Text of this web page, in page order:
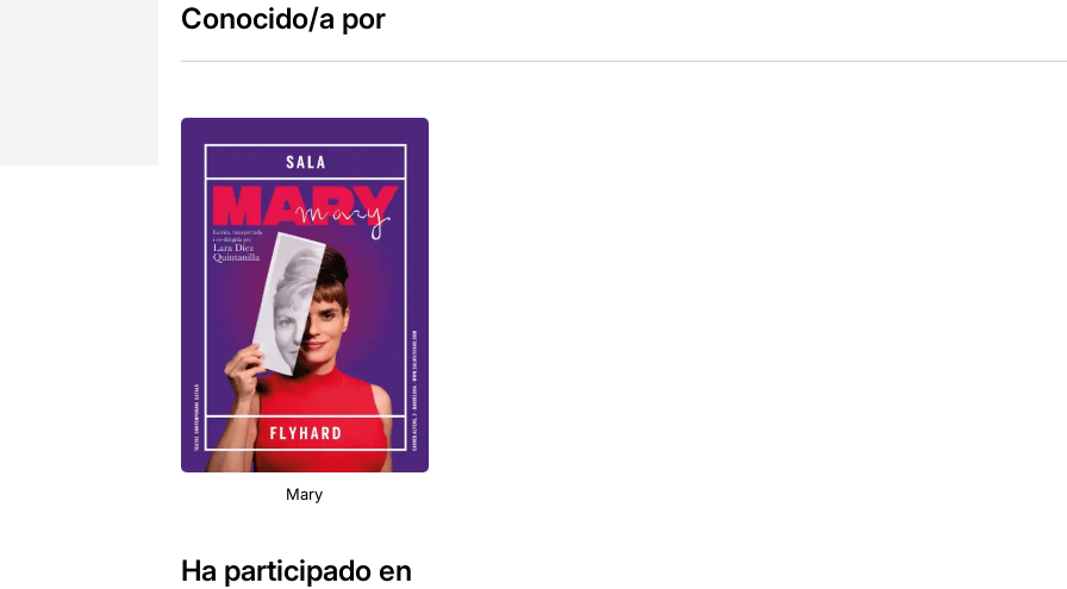
Conocido/a por
Mary
Ha participado en